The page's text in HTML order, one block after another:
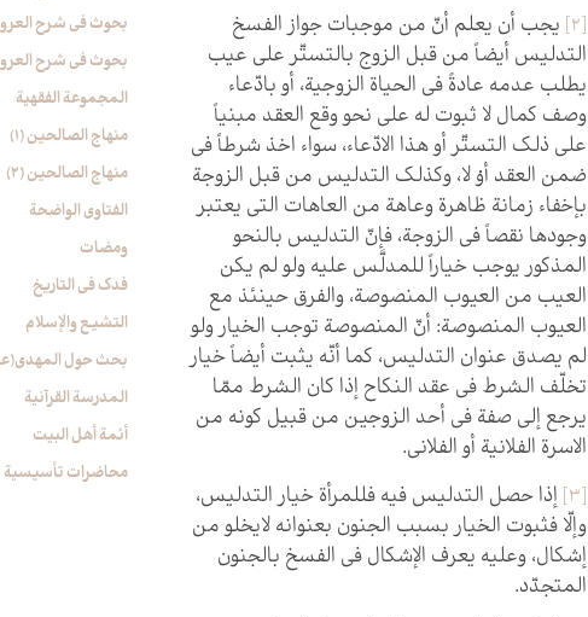
[2]
يجب أن يعلم أنّ من موجبات جواز الفسخ
التدليس أيضاً من قبل الزوج بالتستّر على عيب
يطلب عدمه عادةً في الحياة الزوجية، أو بادّعاء
وصف كمال لا ثبوت له على نحو وقع العقد مبنياً
على ذلك التستّر أو هذا الادّعاء، سواء اخذ شرطاً في
ضمن العقد أوْ لا، وكذلك التدليس من قبل الزوجة
بإخفاء زمانة ظاهرة وعاهة من العاهات التي يعتبر
وجودها نقصاً في الزوجة، فإنّ التدليس بالنحو
المذكور يوجب خياراً للمدلَّس عليه ولو لم يكن
العيب من العيوب المنصوصة، والفرق حينئذ مع
العيوب المنصوصة: أنّ المنصوصة توجب الخيار ولو
لم يصدق عنوان التدليس، كما أنّه يثبت أيضاً خيار
تخلّف الشرط في عقد النكاح إذا كان الشرط ممّا
يرجع إلى صفة في أحد الزوجين من قبيل كونه من
الاسرة الفلانية أو الفلاني.
[3]
إذا حصل التدليس فيه فللمرأة خيار التدليس،
وإلّا فثبوت الخيار بسبب الجنون بعنوانه لايخلو من
إشكال، وعليه يعرف الإشكال في الفسخ بالجنون
المتجدّد.
بحوث في شرح العروة
بحوث في شرح العروة
المجموعة الفقهیة
منهاج الصالحین (1)
منهاج الصالحین (2)
الفتاوی الواضحة
ومضات
فدک فی التاریخ
التشیع والإسلام
بحث حول
المدرسة القرآنیة
أئمة أهل البیت
محاضرات تأسیسیة